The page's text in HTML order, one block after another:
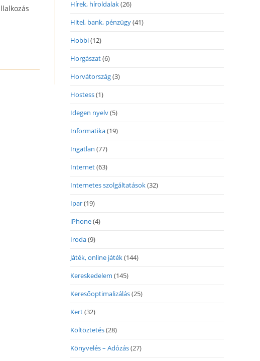
Hírek, híroldalak(26)
Hitel, bank, pénzügy(41)
Hobbi(12)
Horgászat(6)
Horvátország(3)
Hostess(1)
Idegen nyelv(5)
Informatika(19)
Ingatlan (77)
Internet(63)
Internetes szolgáltatások(32)
Ipar(19)
iPhone(4)
Iroda(9)
Játék, online játék(144)
Kereskedelem (145)
Keresőoptimalizálás(25)
Kert(32)
Költöztetés(28)
Könyvelés – Adózás(27)